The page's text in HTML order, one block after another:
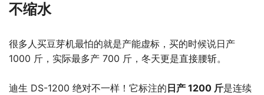
不缩水
很多人买豆芽机最怕的就是产能虚标，买的时候说日产
1000 斤，实际最多产 700 斤，冬天更是直接腰斩。
迪生 DS-1200 绝对不一样！它标注的 日产 1200 斤是连续